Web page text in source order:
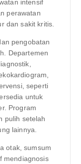
intensif
perawatan
dan sakit kritis.
pengobatan
Departemen
seperti
untuk
Program
pulih setelah
lainnya.
otak, sumsum
mendiagnosis